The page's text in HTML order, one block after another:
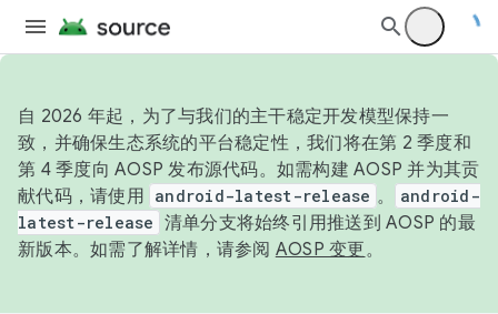
自 2026 年起，为了与我们的主干稳定开发模型保持一
致，并确保生态系统的平台稳定性，我们将在第 2 季度和
第 4 季度向 AOSP 发布源代码。如需构建 AOSP 并为其贡
献代码，请使用 android-latest-release 。
android-
latest-release 清单分支将始终引用推送到 AOSP 的最
新版本。如需了解详情，请参阅 AOSP 变更。